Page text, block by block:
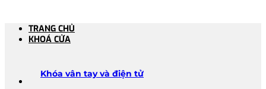
TRANG CHỦ
KHOÁ CỬA
Khóa vân tay và điện tử